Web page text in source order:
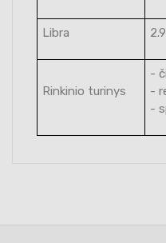
Libra
Rinkinio turinys
-
-
-